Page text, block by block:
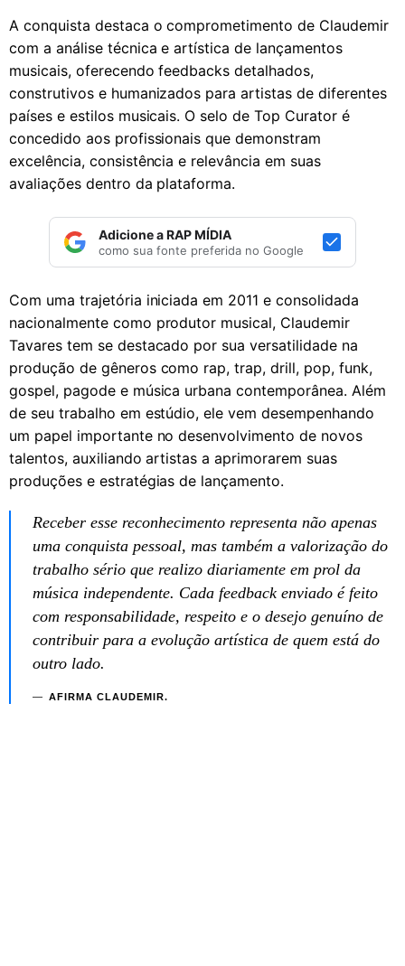
A conquista destaca o comprometimento de Claudemir
com a análise técnica e artística de lançamentos
musicais, oferecendo feedbacks detalhados,
construtivos e humanizados para artistas de diferentes
países e estilos musicais. O selo de Top Curator é
concedido aos profissionais que demonstram
excelência, consistência e relevância em suas
avaliações dentro da plataforma.
Adicione a RAP MÍDIA
como sua fonte preferida no Google
Com uma trajetória iniciada em 2011 e consolidada
nacionalmente como produtor musical, Claudemir
Tavares tem se destacado por sua versatilidade na
produção de gêneros como rap, trap, drill, pop, funk,
gospel, pagode e música urbana contemporânea. Além
de seu trabalho em estúdio, ele vem desempenhando
um papel importante no desenvolvimento de novos
talentos, auxiliando artistas a aprimorarem suas
produções e estratégias de lançamento.
Receber esse reconhecimento representa não apenas
uma conquista pessoal, mas também a valorização do
trabalho sério que realizo diariamente em prol da
música independente. Cada feedback enviado é feito
com responsabilidade, respeito e o desejo genuíno de
contribuir para a evolução artística de quem está do
outro lado.
AFIRMA CLAUDEMIR.